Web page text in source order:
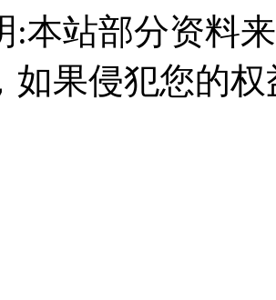
:本站部分资料
如果侵犯您的